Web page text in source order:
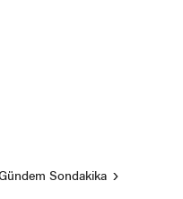
Sondakika